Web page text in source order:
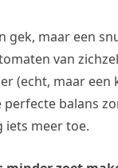
gek, maar een
van
(echt, maar een
balans
iets meer toe.